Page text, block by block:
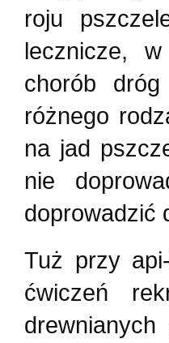
roju
lecznicze,
chorób
różnego
na jad
nie
doprowadzić
Tuż przy
ćwiczeń